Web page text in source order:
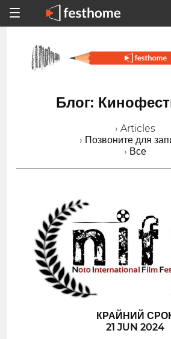
Блог:
› Articles
› Позвоните для
› Все
КРАЙНИЙ
21 JUN 2024